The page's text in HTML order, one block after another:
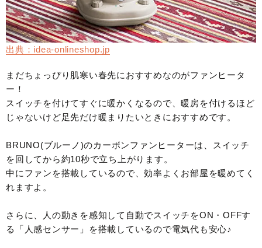
出典：idea-onlineshop.jp
まだちょっぴり肌寒い春先におすすめなのがファンヒータ
ー！
スイッチを付けてすぐに暖かくなるので、暖房を付けるほど
じゃないけど足先だけ暖まりたいときにおすすめです。
BRUNO(ブルーノ)のカーボンファンヒーターは、スイッチ
を回してから約10秒で立ち上がります。
中にファンを搭載しているので、効率よくお部屋を暖めてく
れますよ。
さらに、人の動きを感知して自動でスイッチをON・OFFす
る「人感センサー」を搭載しているので電気代も安心♪